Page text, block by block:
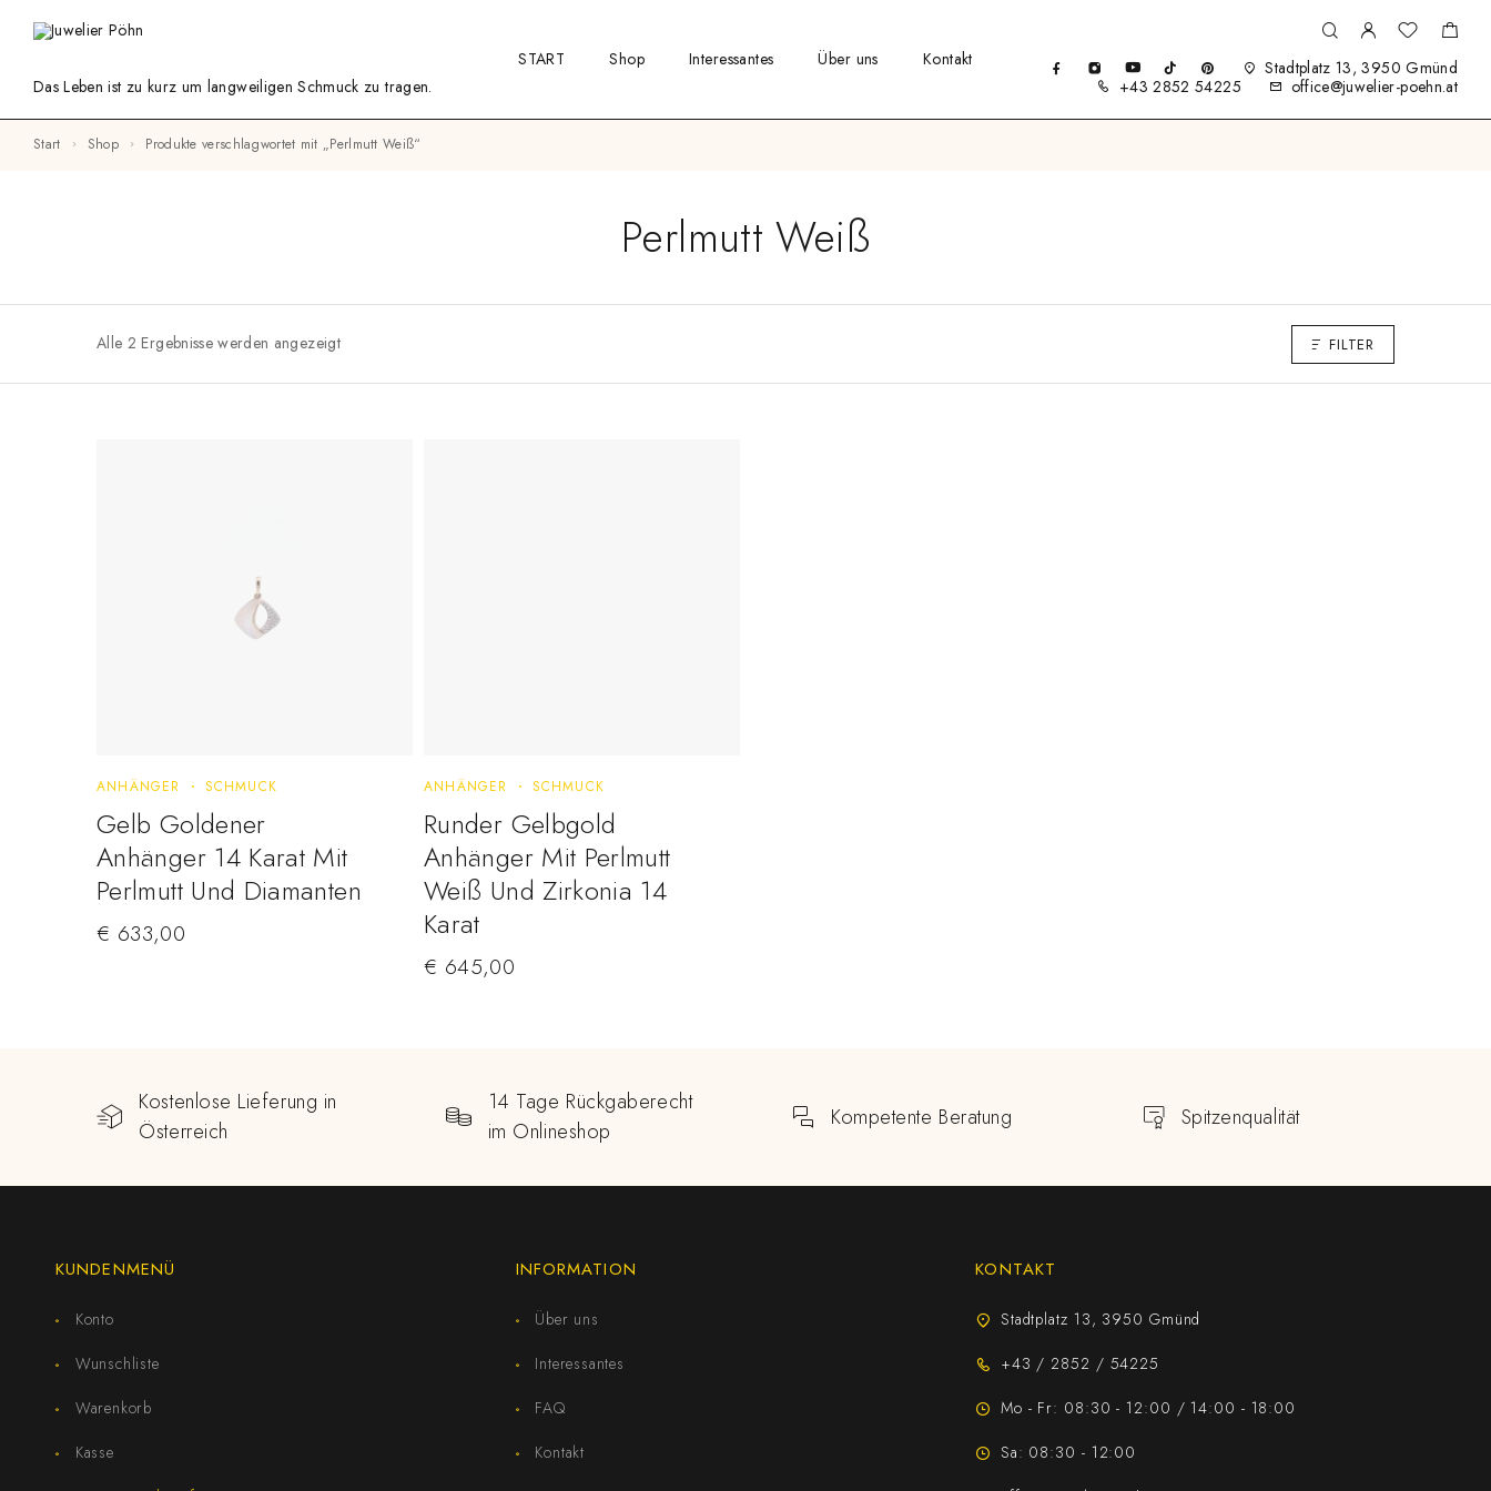
Das Leben ist zu kurz um langweiligen Schmuck zu tragen.
START Shop Interessantes Über uns Kontakt
Stadtplatz 13, 3950 Gmünd
+43 2852 54225
office@juwelier-poehn.at
Start Shop Produkte verschlagwortet mit „Perlmutt Weiß“
Perlmutt Weiß
Alle 2 Ergebnisse werden angezeigt FILTER
ANHÄNGER SCHMUCK
Gelb Goldener
Anhänger 14 Karat Mit
Perlmutt Und Diamanten
€ 633,00
ANHÄNGER SCHMUCK
Runder Gelbgold
Anhänger Mit Perlmutt
Weiß Und Zirkonia 14
Karat
€ 645,00
Kostenlose Lieferung in
Österreich
14 Tage Rückgaberecht
im Onlineshop
Kompetente Beratung Spitzenqualität
KUNDENMENÜ
Konto
Wunschliste
Warenkorb
Kasse
INFORMATION
Über uns
Interessantes
FAQ
Kontakt
KONTAKT
Stadtplatz 13, 3950 Gmünd
+43 / 2852 / 54225
Mo - Fr: 08:30 - 12:00 / 14:00 - 18:00
Sa: 08:30 - 12:00